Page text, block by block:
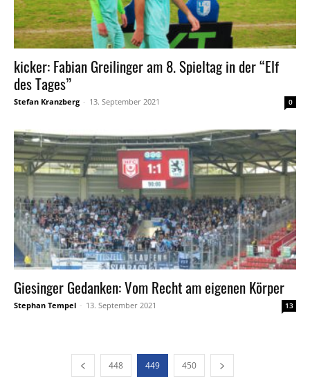
kicker: Fabian Greilinger am 8. Spieltag in der “Elf
des Tages”
Stefan Kranzberg - 13. September 2021 0
Giesinger Gedanken: Vom Recht am eigenen Körper
Stephan Tempel - 13. September 2021 13
448 449 450